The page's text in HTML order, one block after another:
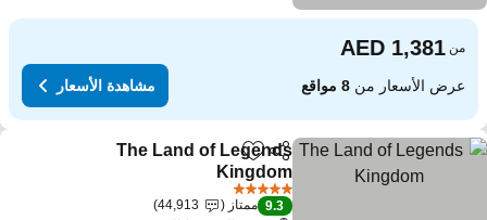
من
عرض الأسعار من8 مواقع مشاهدة الأسعار
مشاركةAdd to favorites
The Land of Legends
Kingdom
مشاهدة الأسعار
9.3 ممتاز
44,913